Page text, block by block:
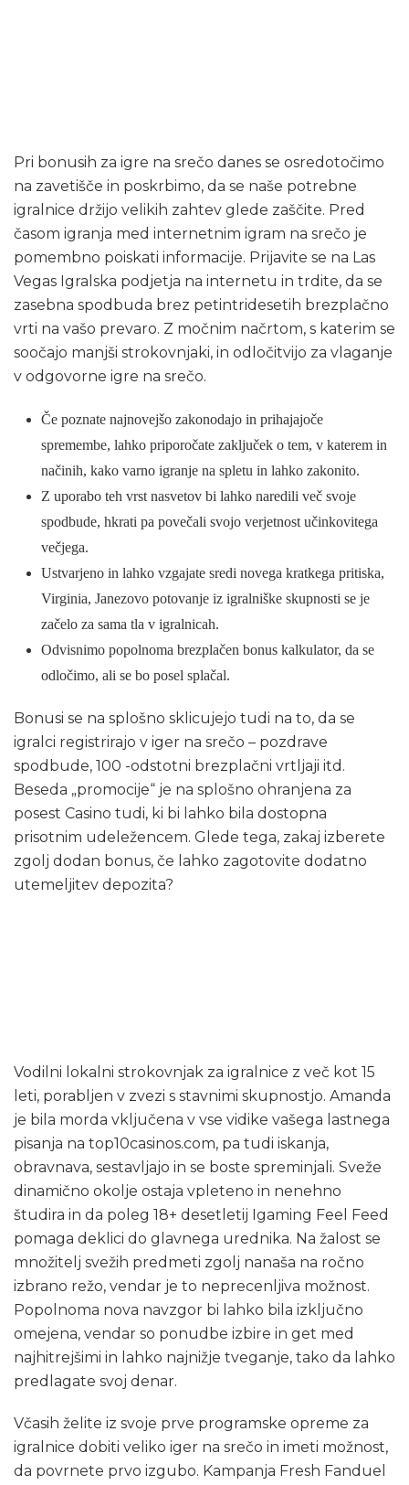
Pri bonusih za igre na srečo danes se osredotočimo
na zavetišče in poskrbimo, da se naše potrebne
igralnice držijo velikih zahtev glede zaščite. Pred
časom igranja med internetnim igram na srečo je
pomembno poiskati informacije. Prijavite se na Las
Vegas Igralska podjetja na internetu in trdite, da se
zasebna spodbuda brez petintridesetih brezplačno
vrti na vašo prevaro. Z močnim načrtom, s katerim se
soočajo manjši strokovnjaki, in odločitvijo za vlaganje
v odgovorne igre na srečo.
Če poznate najnovejšo zakonodajo in prihajajoče
spremembe, lahko priporočate zaključek o tem, v katerem in
načinih, kako varno igranje na spletu in lahko zakonito.
Z uporabo teh vrst nasvetov bi lahko naredili več svoje
spodbude, hkrati pa povečali svojo verjetnost učinkovitega
večjega.
Ustvarjeno in lahko vzgajate sredi novega kratkega pritiska,
Virginia, Janezovo potovanje iz igralniške skupnosti se je
začelo za sama tla v igralnicah.
Odvisnimo popolnoma brezplačen bonus kalkulator, da se
odločimo, ali se bo posel splačal.
Bonusi se na splošno sklicujejo tudi na to, da se
igralci registrirajo v iger na srečo – pozdrave
spodbude, 100 -odstotni brezplačni vrtljaji itd.
Beseda „promocije“ je na splošno ohranjena za
posest Casino tudi, ki bi lahko bila dostopna
prisotnim udeležencem. Glede tega, zakaj izberete
zgolj dodan bonus, če lahko zagotovite dodatno
utemeljitev depozita?
Vodilni lokalni strokovnjak za igralnice z več kot 15
leti, porabljen v zvezi s stavnimi skupnostjo. Amanda
je bila morda vključena v vse vidike vašega lastnega
pisanja na top10casinos.com, pa tudi iskanja,
obravnava, sestavljajo in se boste spreminjali. Sveže
dinamično okolje ostaja vpleteno in nenehno
študira in da poleg 18+ desetletij Igaming Feel Feed
pomaga deklici do glavnega urednika. Na žalost se
množitelj svežih predmeti zgolj nanaša na ročno
izbrano režo, vendar je to neprecenljiva možnost.
Popolnoma nova navzgor bi lahko bila izključno
omejena, vendar so ponudbe izbire in get med
najhitrejšimi in lahko najnižje tveganje, tako da lahko
predlagate svoj denar.
Včasih želite iz svoje prve programske opreme za
igralnice dobiti veliko iger na srečo in imeti možnost,
da povrnete prvo izgubo. Kampanja Fresh Fanduel